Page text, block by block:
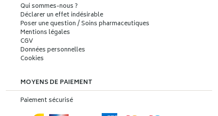
Qui sommes-nous ?
Déclarer un effet indésirable
Poser une question / Soins pharmaceutiques
Mentions légales
CGV
Données personnelles
Cookies
MOYENS DE PAIEMENT
Paiement sécurisé